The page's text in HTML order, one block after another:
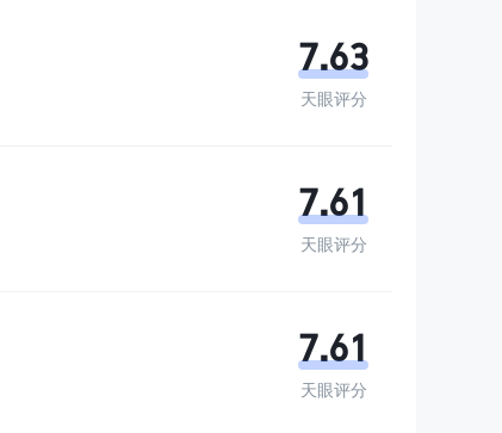
7.63
天眼评分
7.61
天眼评分
7.61
天眼评分